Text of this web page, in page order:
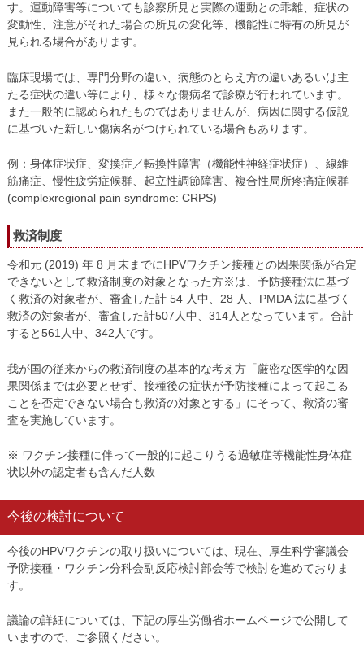
す。運動障害等についても診察所見と実際の運動との乖離、症状の
変動性、注意がそれた場合の所見の変化等、機能性に特有の所見が
見られる場合があります。
臨床現場では、専門分野の違い、病態のとらえ方の違いあるいは主
たる症状の違い等により、様々な傷病名で診療が行われています。
また一般的に認められたものではありませんが、病因に関する仮説
に基づいた新しい傷病名がつけられている場合もあります。
例：身体症状症、変換症／転換性障害（機能性神経症状症）、線維
筋痛症、慢性疲労症候群、起立性調節障害、複合性局所疼痛症候群
(complexregional pain syndrome: CRPS)
救済制度
令和元 (2019) 年 8 月末までにHPVワクチン接種との因果関係が否定
できないとして救済制度の対象となった方※は、予防接種法に基づ
く救済の対象者が、審査した計 54 人中、28 人、PMDA 法に基づく
救済の対象者が、審査した計507人中、314人となっています。合計
すると561人中、342人です。
我が国の従来からの救済制度の基本的な考え方「厳密な医学的な因
果関係までは必要とせず、接種後の症状が予防接種によって起こる
ことを否定できない場合も救済の対象とする」にそって、救済の審
査を実施しています。
※ ワクチン接種に伴って一般的に起こりうる過敏症等機能性身体症
状以外の認定者も含んだ人数
今後の検討について
今後のHPVワクチンの取り扱いについては、現在、厚生科学審議会
予防接種・ワクチン分科会副反応検討部会等で検討を進めておりま
す。
議論の詳細については、下記の厚生労働省ホームページで公開して
いますので、ご参照ください。